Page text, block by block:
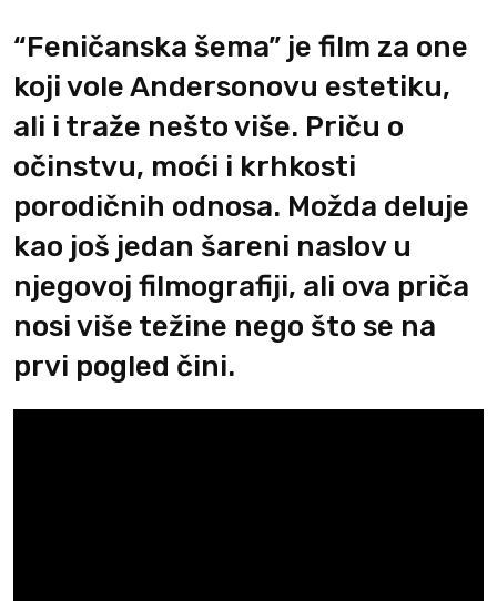
“Feničanska šema” je film za one
koji vole Andersonovu estetiku,
ali i traže nešto više. Priču o
očinstvu, moći i krhkosti
porodičnih odnosa. Možda deluje
kao još jedan šareni naslov u
njegovoj filmografiji, ali ova priča
nosi više težine nego što se na
prvi pogled čini.